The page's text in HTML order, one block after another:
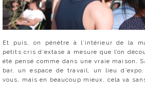
Et puis, on pénètre à l’intérieur de la
petits cris d’extase à mesure que l’on
été pensé comme dans une vraie maison.
bar, un espace de travail, un lieu
vous, mais en beaucoup mieux, cela va